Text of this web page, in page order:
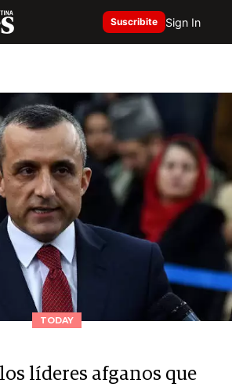
Suscribite Sign In
TODAY
líderes afganos que